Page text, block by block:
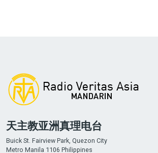
天主教亚洲真理电台
Buick St. Fairview Park, Quezon City
Metro Manila 1106 Philippines